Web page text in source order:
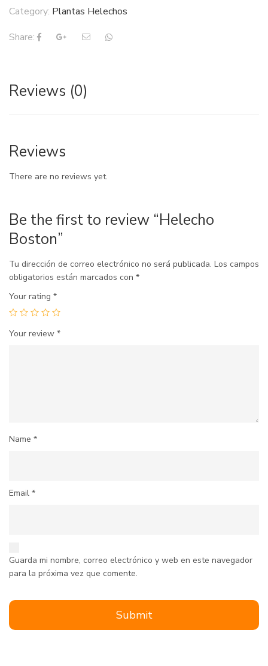
Category: Plantas Helechos
Share:
Reviews (0)
Reviews
There are no reviews yet.
Be the first to review “Helecho
Boston”
Tu dirección de correo electrónico no será publicada. Los campos
obligatorios están marcados con *
Your rating *
Your review *
Name *
Email *
Guarda mi nombre, correo electrónico y web en este navegador
para la próxima vez que comente.